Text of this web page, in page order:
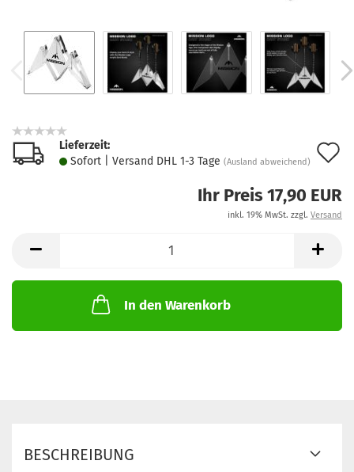
Lieferzeit:
Sofort | Versand DHL 1-3 Tage (Ausland abweichend)
Ihr Preis 17,90 EUR
inkl. 19% MwSt. zzgl. Versand
In den Warenkorb
BESCHREIBUNG